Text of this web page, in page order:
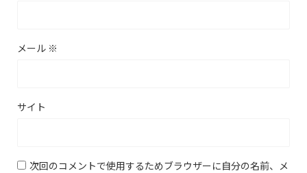
メール ※
サイト
次回のコメントで使用するためブラウザーに自分の名前、メ